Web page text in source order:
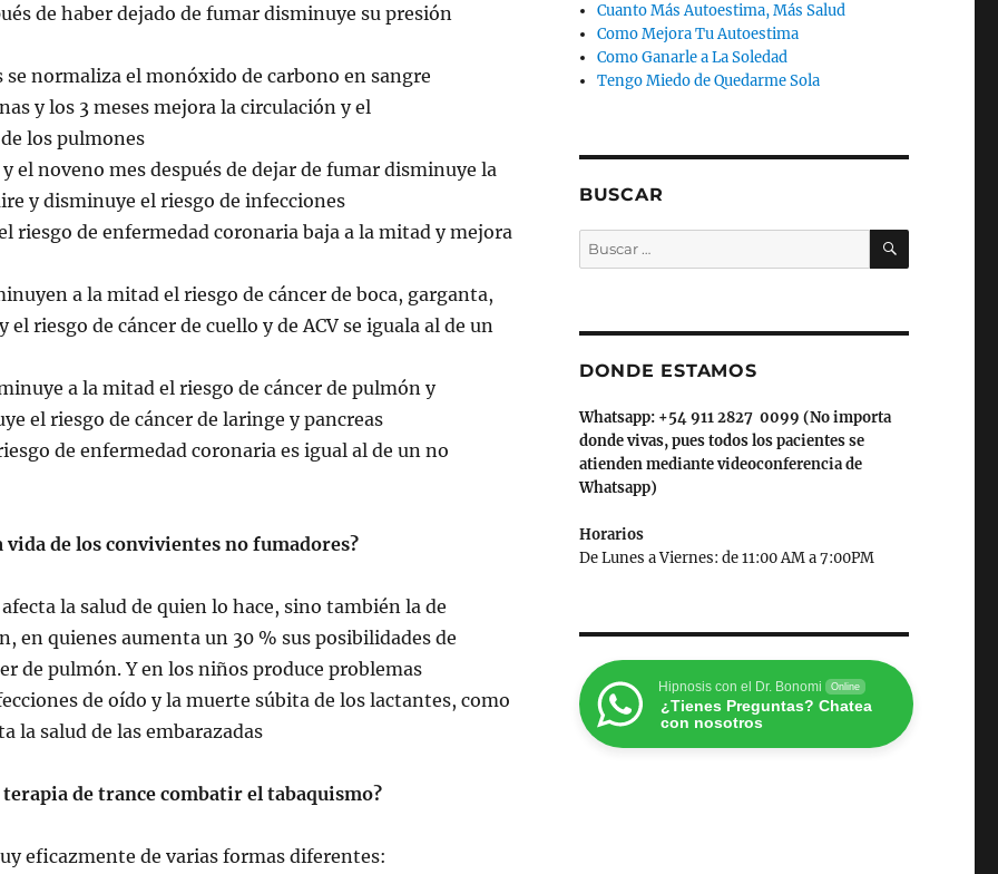
de haber dejado de fumar disminuye su presión
se normaliza el monóxido de carbono en sangre
y los 3 meses mejora la circulación y el
los pulmones
el noveno mes después de dejar de fumar disminuye la
y disminuye el riesgo de infecciones
riesgo de enfermedad coronaria baja a la mitad y mejora
a la mitad el riesgo de cáncer de boca, garganta,
el riesgo de cáncer de cuello y de ACV se iguala al de un
a la mitad el riesgo de cáncer de pulmón y
el riesgo de cáncer de laringe y pancreas
de enfermedad coronaria es igual al de un no
vida de los convivientes no fumadores?
la salud de quien lo hace, sino también la de
en quienes aumenta un 30 % sus posibilidades de
de pulmón. Y en los niños produce problemas
de oído y la muerte súbita de los lactantes, como
la salud de las embarazadas
terapia de trance combatir el tabaquismo?
eficazmente de varias formas diferentes:
Cuanto Más Autoestima, Más Salud
Como Mejora Tu Autoestima
Como Ganarle a La Soledad
Tengo Miedo de Quedarme Sola
BUSCAR
Buscar
por:
BUSCAR
DONDE ESTAMOS
Whatsapp: +54 911 2827 0099 (No importa
donde vivas, pues todos los pacientes se
atienden mediante videoconferencia de
Whatsapp)
Horarios
De Lunes a Viernes: de 11:00 AM a 7:00PM
Hipnosis con el Dr. Bonomi Online
¿Tienes Preguntas? Chatea
con nosotros